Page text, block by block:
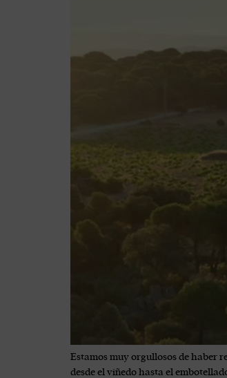
Estamos muy orgullosos de haber
desde el viñedo hasta el